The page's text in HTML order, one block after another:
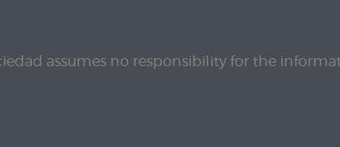
assumes no responsibility for the